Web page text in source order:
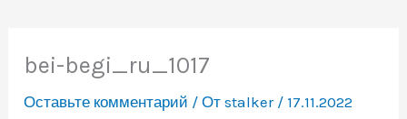
bei-begi_ru_1017
Оставьте комментарий / Отstalker / 17.11.2022